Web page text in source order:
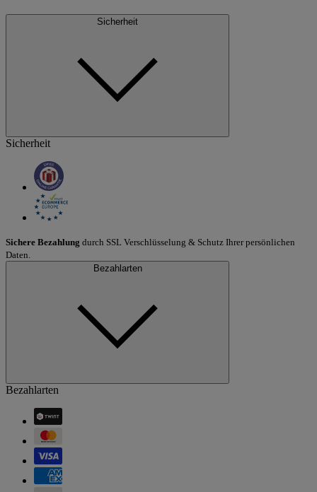
Sicherheit
Sicherheit
Sichere Bezahlung durch SSL Verschlüsselung & Schutz Ihrer persönlichen
Daten.
Bezahlarten
Bezahlarten